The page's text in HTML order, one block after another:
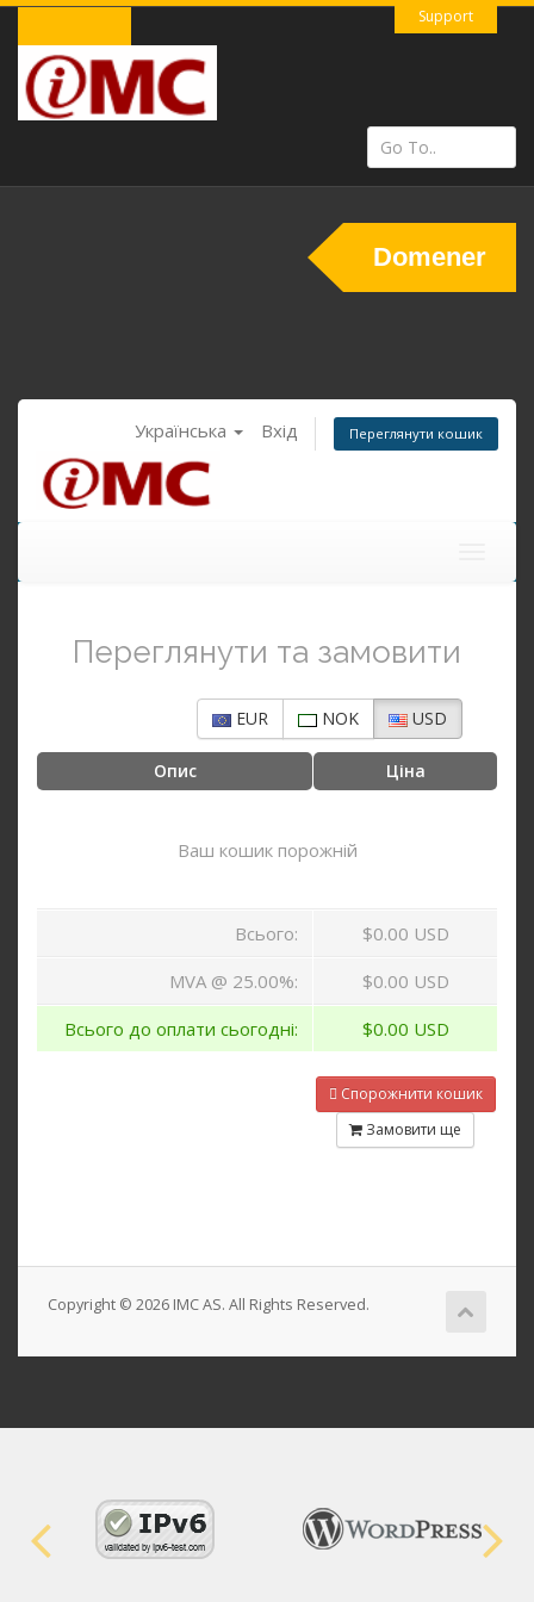
Support
Domener
Українська Вхід Переглянути кошик
Переглянути та замовити
EUR NOK USD
Опис Ціна
Ваш кошик порожній
Всього:
$0.00 USD
MVA @ 25.00%:
$0.00 USD
Всього до оплати сьогодні:
$0.00 USD
Спорожнити кошик
Замовити ще
Copyright © 2026 IMC AS. All Rights Reserved.